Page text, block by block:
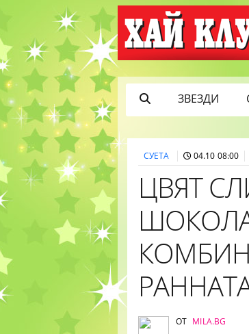
ЗВЕЗДИ
СУЕТА 04.10 08:00
ЦВЯТ
ОТ MILA.BG